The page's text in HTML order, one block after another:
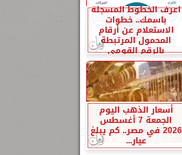
اعرف الخطوط المسجلة
باسمك.. خطوات
الاستعلام عن أرقام
المحمول المرتبطة
بالرقم القومي
أسعار الذهب اليوم
الجمعة 7 أغسطس
2026 في مصر.. كم يبلغ
عيار...